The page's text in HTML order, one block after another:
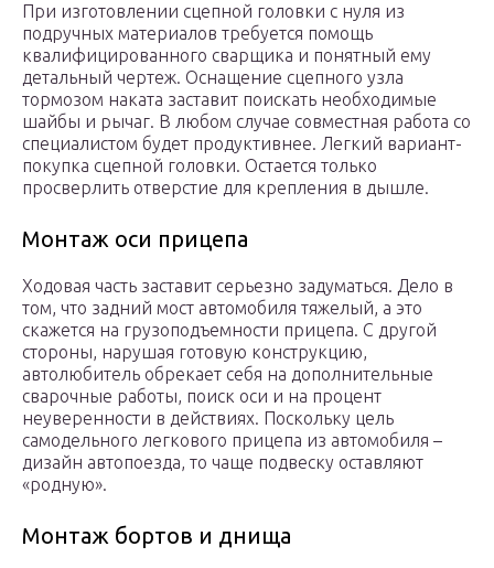
При изготовлении сцепной головки с нуля из
подручных материалов требуется помощь
квалифицированного сварщика и понятный ему
детальный чертеж. Оснащение сцепного узла
тормозом наката заставит поискать необходимые
шайбы и рычаг. В любом случае совместная работа со
специалистом будет продуктивнее. Легкий вариант-
покупка сцепной головки. Остается только
просверлить отверстие для крепления в дышле.
Монтаж оси прицепа
Ходовая часть заставит серьезно задуматься. Дело в
том, что задний мост автомобиля тяжелый, а это
скажется на грузоподъемности прицепа. С другой
стороны, нарушая готовую конструкцию,
автолюбитель обрекает себя на дополнительные
сварочные работы, поиск оси и на процент
неуверенности в действиях. Поскольку цель
самодельного легкового прицепа из автомобиля –
дизайн автопоезда, то чаще подвеску оставляют
«родную».
Монтаж бортов и днища